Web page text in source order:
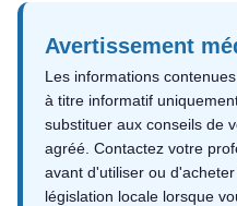
Avertissement
Les informations
à titre informatif
substituer aux conseils de
agréé. Contactez votre
avant d'utiliser ou
législation locale lorsque